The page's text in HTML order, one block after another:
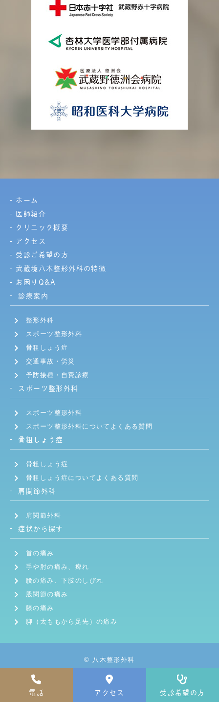
電話 アクセス 受診希望の方
ホーム
医師紹介
クリニック概要
アクセス
受診ご希望の方
武蔵境八木整形外科の特徴
お困りQ&A
診療案内
整形外科
スポーツ整形外科
骨粗しょう症
交通事故・労災
予防接種・自費診療
スポーツ整形外科
スポーツ整形外科
スポーツ整形外科についてよくある質問
骨粗しょう症
骨粗しょう症
骨粗しょう症についてよくある質問
肩関節外科
肩関節外科
症状から探す
首の痛み
手や肘の痛み、痺れ
腰の痛み、下肢のしびれ
股関節の痛み
膝の痛み
脚（太ももから足先）の痛み
© 八木整形外科